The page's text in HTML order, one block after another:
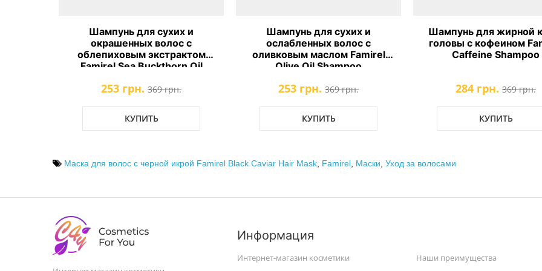
Шампунь для сухих и
окрашенных волос с
облепиховым экстрактом
Famirel Sea Buckthorn Oil
253 грн. 369 грн.
КУПИТЬ
Шампунь для сухих и
ослабленных волос с
оливковым маслом Famirel
Olive Oil Shampoo
253 грн. 369 грн.
КУПИТЬ
Шампунь для жирной
головы с кофеином
Caffeine Shampoo
284 грн. 369 грн.
КУПИТЬ
Маска для волос с черной икрой Famirel Black Caviar Hair Mask Famirel Маски Уход за волосами
Информация
Интернет-магазин косметики
Наши преимущества